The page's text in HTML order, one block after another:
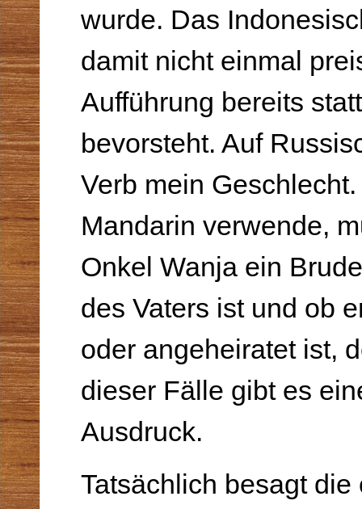
wurde. Das
damit nicht einmal
Aufführung bereits
bevorsteht. Auf
Verb mein
Mandarin verwende,
Onkel Wanja ein
des Vaters ist und ob
oder angeheiratet ist,
dieser Fälle gibt es
Ausdruck.
Tatsächlich besagt